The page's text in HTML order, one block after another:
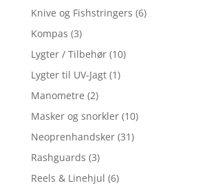
Knive og Fishstringers (6)
Kompas (3)
Lygter / Tilbehør (10)
Lygter til UV-Jagt (1)
Manometre (2)
Masker og snorkler (10)
Neoprenhandsker (31)
Rashguards (3)
Reels & Linehjul (6)